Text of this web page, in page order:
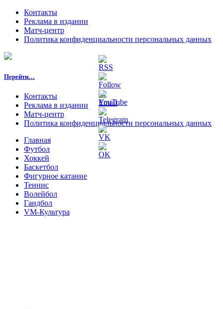
Контакты
Реклама в издании
Матч-центр
Политика конфиденциальности персональных данных
Перейти…
Контакты
Реклама в издании
Матч-центр
Политика конфиденциальности персональных данных
Главная
Футбол
Хоккей
Баскетбол
Фигурное катание
Теннис
Волейбол
Гандбол
VM-Культура